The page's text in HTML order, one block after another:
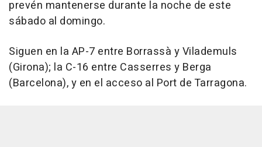
prevén mantenerse durante la noche de este
sábado al domingo.
Siguen en la AP-7 entre Borrassà y Vilademuls
(Girona); la C-16 entre Casserres y Berga
(Barcelona), y en el acceso al Port de Tarragona.